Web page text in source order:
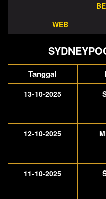
WEB
Tanggal
13-10-2025
12-10-2025
11-10-2025